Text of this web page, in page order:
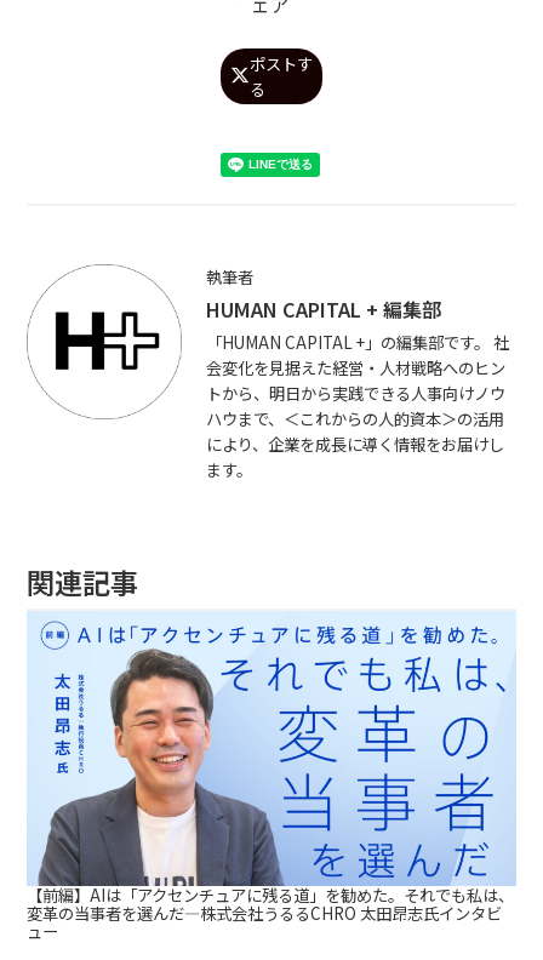

ポストす
る
執筆者
HUMAN CAPITAL + 編集部
「HUMAN CAPITAL +」の編集部です。 社
会変化を見据えた経営・人材戦略へのヒン
トから、明日から実践できる人事向けノウ
ハウまで、＜これからの人的資本＞の活用
により、企業を成長に導く情報をお届けし
ます。
関連記事
【前編】AIは「アクセンチュアに残る道」を勧めた。それでも私は、
変革の当事者を選んだ—株式会社うるるCHRO 太田昂志氏インタビ
ュー